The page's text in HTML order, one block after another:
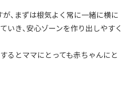
、まずは根気よく常に一緒に横に
いき、安心ゾーンを作り出しやすく
るとママにとっても赤ちゃんにと